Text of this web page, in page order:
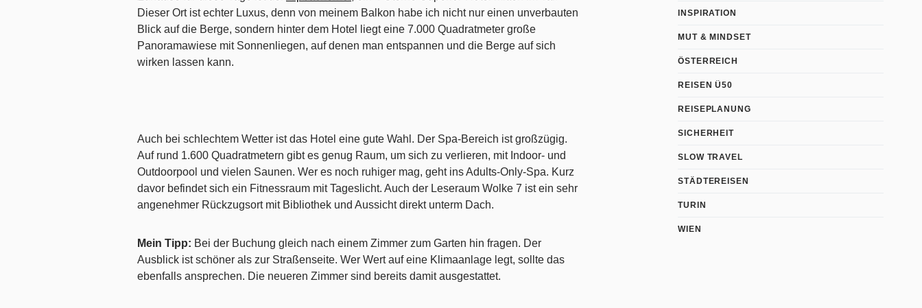
Dieser Ort ist echter Luxus, denn von meinem Balkon habe ich nicht nur einen unverbauten
Blick auf die Berge, sondern hinter dem Hotel liegt eine 7.000 Quadratmeter große
Panoramawiese mit Sonnenliegen, auf denen man entspannen und die Berge auf sich
wirken lassen kann.
Auch bei schlechtem Wetter ist das Hotel eine gute Wahl. Der Spa-Bereich ist großzügig.
Auf rund 1.600 Quadratmetern gibt es genug Raum, um sich zu verlieren, mit Indoor- und
Outdoorpool und vielen Saunen. Wer es noch ruhiger mag, geht ins Adults-Only-Spa. Kurz
davor befindet sich ein Fitnessraum mit Tageslicht. Auch der Leseraum Wolke 7 ist ein sehr
angenehmer Rückzugsort mit Bibliothek und Aussicht direkt unterm Dach.
Mein Tipp: Bei der Buchung gleich nach einem Zimmer zum Garten hin fragen. Der
Ausblick ist schöner als zur Straßenseite. Wer Wert auf eine Klimaanlage legt, sollte das
ebenfalls ansprechen. Die neueren Zimmer sind bereits damit ausgestattet.
INSPIRATION
MUT & MINDSET
ÖSTERREICH
REISEN Ü50
REISEPLANUNG
SICHERHEIT
SLOW TRAVEL
STÄDTEREISEN
TURIN
WIEN